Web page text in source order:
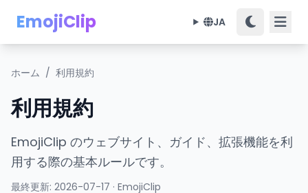
EmojiClip JA
ホーム / 利用規約
利用規約
EmojiClip のウェブサイト、ガイド、拡張機能を利
用する際の基本ルールです。
最終更新: 2026-07-17 · EmojiClip